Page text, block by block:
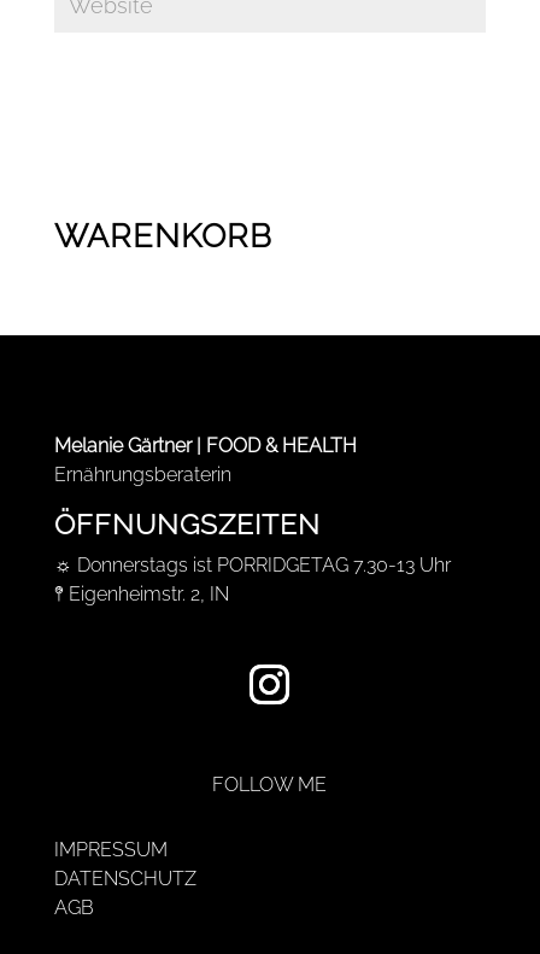
WARENKORB
Melanie Gärtner | FOOD & HEALTH
Ernährungsberaterin
ÖFFNUNGSZEITEN
☼ Donnerstags ist PORRIDGETAG 7.30-13 Uhr
𖤥 Eigenheimstr. 2, IN
FOLLOW ME
IMPRESSUM
DATENSCHUTZ
AGB